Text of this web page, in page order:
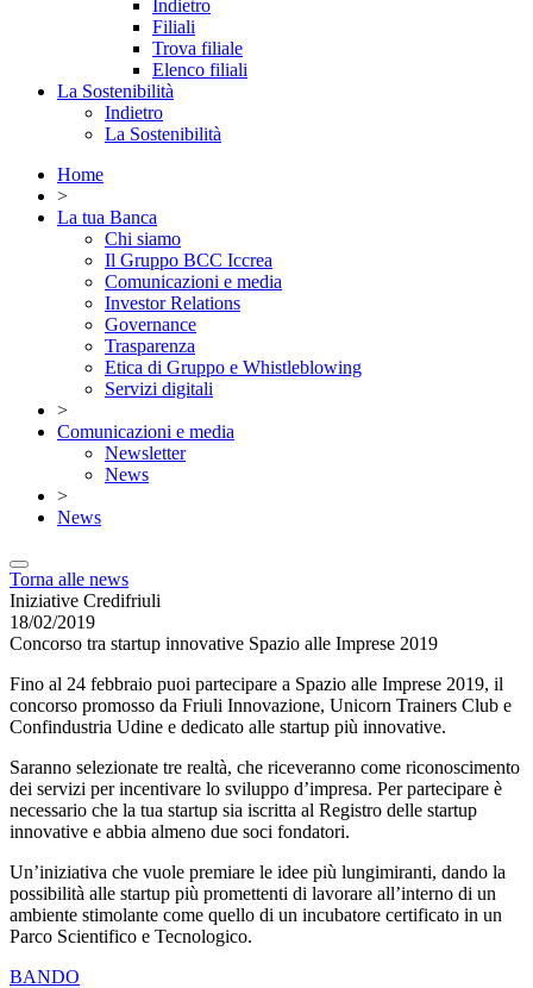
Indietro
Filiali
Trova filiale
Elenco filiali
La Sostenibilità
Indietro
La Sostenibilità
Home
>
La tua Banca
Chi siamo
Il Gruppo BCC Iccrea
Comunicazioni e media
Investor Relations
Governance
Trasparenza
Etica di Gruppo e Whistleblowing
Servizi digitali
>
Comunicazioni e media
Newsletter
News
>
News
Torna alle news
Iniziative Credifriuli
18/02/2019
Concorso tra startup innovative Spazio alle Imprese 2019
Fino al 24 febbraio puoi partecipare a Spazio alle Imprese 2019, il
concorso promosso da Friuli Innovazione, Unicorn Trainers Club e
Confindustria Udine e dedicato alle startup più innovative.
Saranno selezionate tre realtà, che riceveranno come riconoscimento
dei servizi per incentivare lo sviluppo d’impresa. Per partecipare è
necessario che la tua startup sia iscritta al Registro delle startup
innovative e abbia almeno due soci fondatori.
Un’iniziativa che vuole premiare le idee più lungimiranti, dando la
possibilità alle startup più promettenti di lavorare all’interno di un
ambiente stimolante come quello di un incubatore certificato in un
Parco Scientifico e Tecnologico.
BANDO